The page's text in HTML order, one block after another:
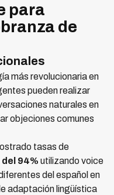
para
de
más revolucionaria en
pueden realizar
naturales en
objeciones comunes
tasas de
94% utilizando voice
del español en
adaptación lingüística